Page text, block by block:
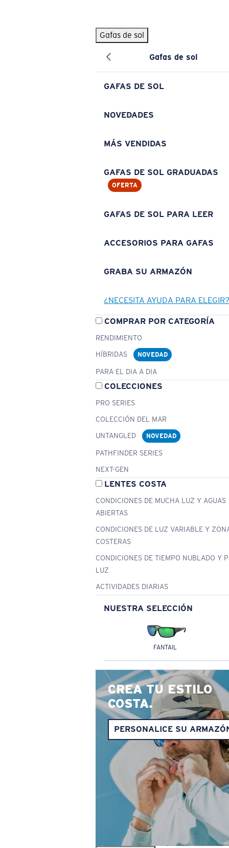
Gafas de sol
Gafas de sol
GAFAS DE SOL
NOVEDADES
MÁS VENDIDAS
GAFAS DE SOL GRADUADAS
OFERTA
GAFAS DE SOL PARA LEER
ACCESORIOS PARA GAFAS
GRABA SU ARMAZÓN
¿NECESITA AYUDA PARA ELEGIR?
COMPRAR POR CATEGORÍA
RENDIMIENTO
HÍBRIDAS
NOVEDAD
PARA EL DIA A DIA
COLECCIONES
PRO SERIES
COLECCIÓN DEL MAR
UNTANGLED
NOVEDAD
PATHFINDER SERIES
NEXT-GEN
LENTES COSTA
CONDICIONES DE MUCHA LUZ Y AGUAS
ABIERTAS
CONDICIONES DE LUZ VARIABLE Y
COSTERAS
CONDICIONES DE TIEMPO NUBLADO Y
LUZ
ACTIVIDADES DIARIAS
NUESTRA SELECCIÓN
FANTAIL
CREA TU ESTILO
COSTA.
PERSONALICE SU
BÚSQUEDAS POPULARES
Pilothouse PRO Limited Edition Pack Exclusivo
Gafas de sol personalizadas
Los más vendidos de gafas de sol